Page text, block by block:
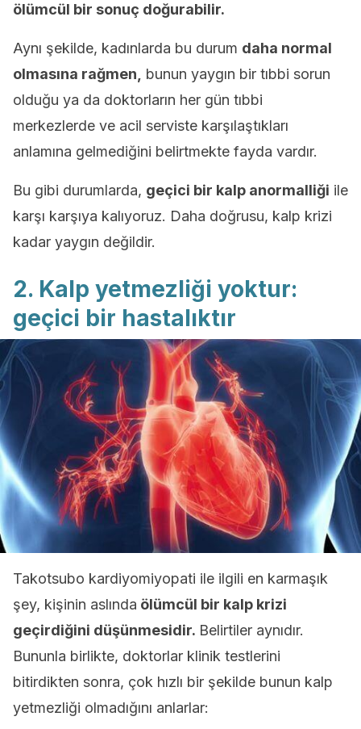
ölümcül bir sonuç doğurabilir.
Aynı şekilde, kadınlarda bu durum daha normal
olmasına rağmen,
bunun yaygın bir tıbbi sorun
olduğu ya da doktorların her gün tıbbi
merkezlerde ve acil serviste karşılaştıkları
anlamına gelmediğini belirtmekte fayda vardır.
Bu gibi durumlarda, geçici bir kalp anormalliği ile
karşı karşıya kalıyoruz. Daha doğrusu, kalp krizi
kadar yaygın değildir.
2. Kalp yetmezliği yoktur:
geçici bir hastalıktır
Takotsubo kardiyomiyopati ile ilgili en karmaşık
şey, kişinin aslında ölümcül bir kalp krizi
geçirdiğini düşünmesidir. Belirtiler aynıdır.
Bununla birlikte, doktorlar klinik testlerini
bitirdikten sonra, çok hızlı bir şekilde bunun kalp
yetmezliği olmadığını anlarlar: